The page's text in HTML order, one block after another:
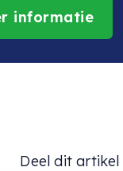
informatie
Deel dit artikel